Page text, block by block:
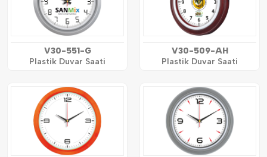
V30-551-G
Plastik Duvar Saati
V30-509-AH
Plastik Duvar Saati